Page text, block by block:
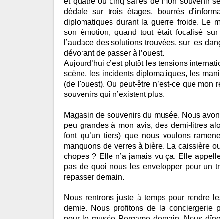
dédale sur trois étages, bourrés
diplomatiques durant la guerre froide. Le
son émotion, quand tout était focalisé
l’audace des solutions trouvées, sur les
dévorant de passer à l’ouest.
Aujourd’hui c’est plutôt les tensions
scène, les incidents diplomatiques, les
(de l'ouest). Ou peut-être n’est-ce que mon
souvenirs qui n’existent plus.
Magasin de souvenirs du musée. Nous
peu grandes à mon avis, des demi-litres
font qu’un tiers) que nous voulons
manquons de verres à bière. La caissière
chopes ? Elle n’a jamais vu ça. Elle
pas de quoi nous les envelopper pour un
repasser demain.
Nous rentrons juste à temps pour rendre
demie. Nous profitons de la conciergerie